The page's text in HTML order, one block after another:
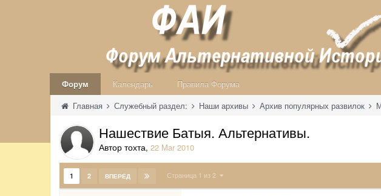
Форум Календарь
Правила Форума
Главная Служебный раздел: Наши архивы Архив популярных развилок
Нашествие Батыя. Альтернативы.
Автор тохта,22 Mar 2010
1 2 ВПЕРЁД Страница 1 из 2